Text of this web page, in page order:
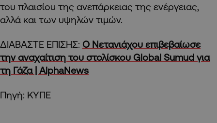
του πλαισίου της ανεπάρκειας της ενέργειας,
αλλά και των υψηλών τιμών.
ΔΙΑΒΑΣΤΕ ΕΠΙΣΗΣ: Ο Νετανιάχου επιβεβαίωσε
την αναχαίτιση του στολίσκου Global Sumud για
τη Γάζα | AlphaNews
Πηγή: ΚΥΠΕ